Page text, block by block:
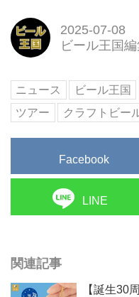
2025-07-08
ビール王国
ニュース ビール王国
ツアー
クラフトビー
Facebook
LINE
関連記事
【誕生30